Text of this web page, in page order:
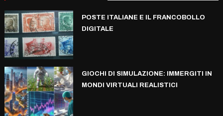
POSTE ITALIANE E IL FRANCOBOLLO
DIGITALE
GIOCHI DI SIMULAZIONE: IMMERGITI IN
MONDI VIRTUALI REALISTICI